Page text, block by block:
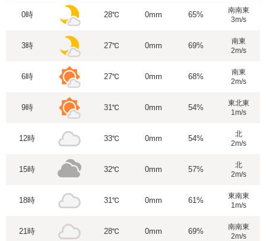
0時 28℃ 0mm 65%
南南東
3m/s
3時 27℃ 0mm 69%
南東
2m/s
6時 27℃ 0mm 68%
南東
2m/s
9時 31℃ 0mm 54%
東北東
1m/s
12時 33℃ 0mm 54%
北
2m/s
15時 32℃ 0mm 57%
北
2m/s
18時 31℃ 0mm 61%
東南東
1m/s
21時 28℃ 0mm 69%
南南東
2m/s